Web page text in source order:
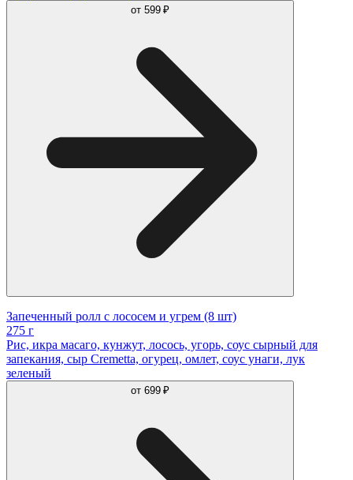
от 599 ₽
Запеченный ролл с лососем и угрем (8 шт)
275 г
Рис, икра масаго, кунжут, лосось, угорь, соус сырный для
запекания, сыр Cremetta, огурец, омлет, соус унаги, лук
зеленый
от 699 ₽